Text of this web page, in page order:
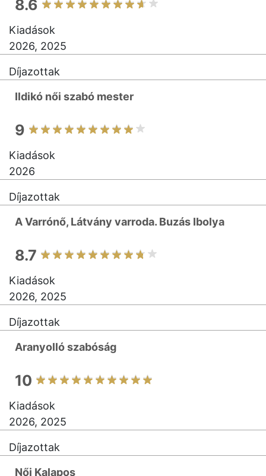
8.6
Kiadások
2026, 2025
Díjazottak
Ildikó női szabó mester
9
Kiadások
2026
Díjazottak
A Varrónő, Látvány varroda. Buzás Ibolya
8.7
Kiadások
2026, 2025
Díjazottak
Aranyolló szabóság
10
Kiadások
2026, 2025
Díjazottak
Női Kalapos